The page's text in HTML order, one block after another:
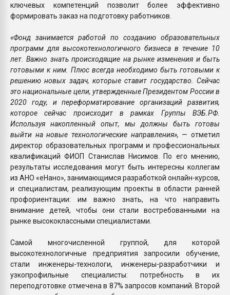
ключевых компетенций позволит более эффективно
формировать заказ на подготовку работников.
«Фонд занимается работой по созданию образовательных
программ для высокотехнологичного бизнеса в течение 10
лет. Важно знать происходящие на рынке изменения и быть
готовыми к ним. Плюс всегда необходимо быть готовыми к
решению новых задач, которые ставит государство. Сейчас
это национальные цели, утвержденные Президентом России в
2020 году, и переформатирование организаций развития,
которое сейчас происходит в рамках Группы ВЭБ.РФ.
Используя накопленный опыт, мы должны быть готовы
выйти на новые технологические направления», — отметил
директор образовательных программ и профессиональных
квалификаций ФИОП Станислав Нисимов. По его мнению,
результаты исследования могут быть интересны коллегам
из АНО «еНано», занимающимся разработкой онлайн-курсов,
и специалистам, реализующим проекты в области ранней
профориентации: им важно знать, на что направить
внимание детей, чтобы они стали востребованными на
рынке высококлассными специалистами.
Самой многочисленной группой, для которой
высокотехнологичные предприятия запросили обучение,
стали инженеры-технологи, инженеры-разработчики и
узкопрофильные специалисты: потребность в их
переподготовке отмечена в 87% запросов компаний. Второй